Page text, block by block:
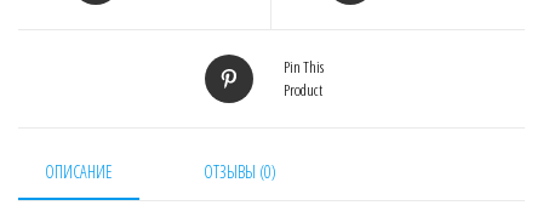
Pin This
Product
ОПИСАНИЕ ОТЗЫВЫ (0)